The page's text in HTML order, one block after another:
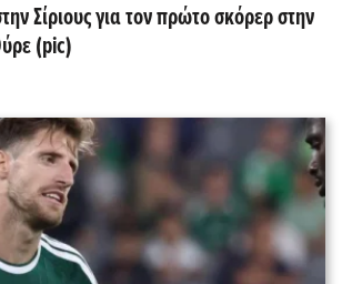
Σίριους για τον πρώτο σκόρερ στην
(pic)